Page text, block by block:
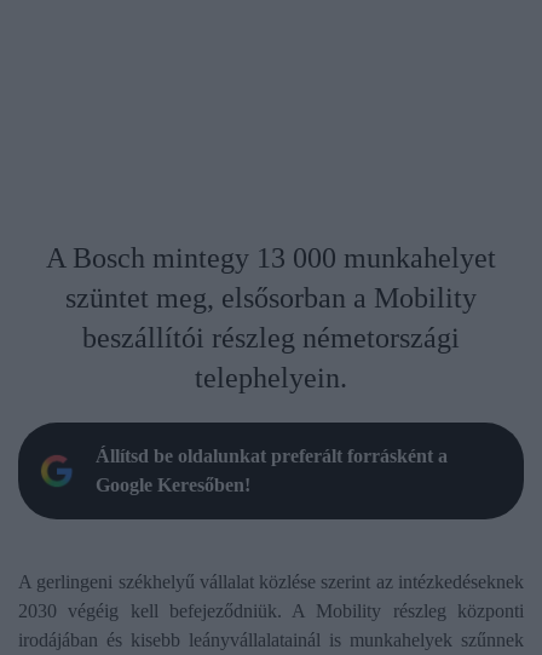
A Bosch mintegy 13 000 munkahelyet
szüntet meg, elsősorban a Mobility
beszállítói részleg németországi
telephelyein.
Állítsd be oldalunkat preferált forrásként a
Google Keresőben!
A gerlingeni székhelyű vállalat közlése szerint az intézkedéseknek
2030 végéig kell befejeződniük. A Mobility részleg központi
irodájában és kisebb leányvállalatainál is munkahelyek szűnnek